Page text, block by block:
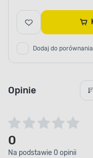
Dodaj do porównania
Opinie
0
Na podstawie 0 opinii